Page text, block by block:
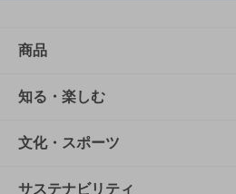
商品
商品TOP
商品一覧
商品発売情報
知る・楽しむ
知る・楽しむTOP
キャンペーン
文化・スポーツ
文化・スポーツTOP
サステナビリティ